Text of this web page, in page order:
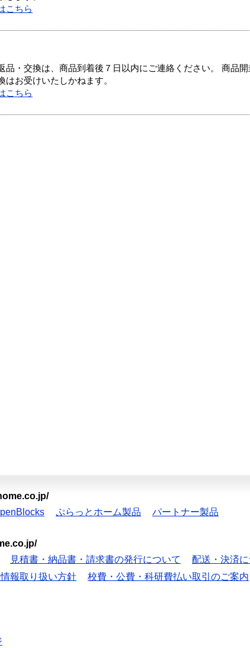
こちら
品・交換は、商品到着後７日以内にご連絡ください。 商品
お受けいたしかねます。
こちら
ぷらっとホーム製品 パートナー製品
見積書・納品書・請求書の発行について 配送・決済
報取り扱い方針 校費・公費・科研費払い取引のご案内